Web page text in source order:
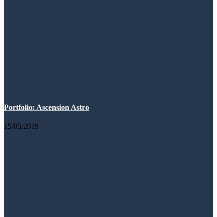
Portfolio: Ascension Astro
15/05/2019